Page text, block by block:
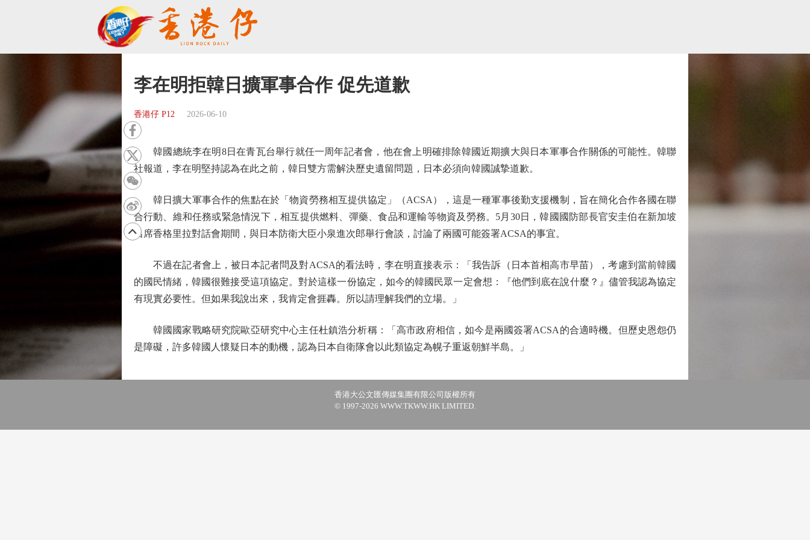
李在明拒韓日擴軍事合作 促先道歉
香港仔 P12 2026-06-10
韓國總統李在明8日在青瓦台舉行就任一周年記者會，他在會上明確排除韓國近期擴大與日本軍事合作關係的可能性。韓聯
社報道，李在明堅持認為在此之前，韓日雙方需解決歷史遺留問題，日本必須向韓國誠摯道歉。
韓日擴大軍事合作的焦點在於「物資勞務相互提供協定」（ACSA），這是一種軍事後勤支援機制，旨在簡化合作各國在聯
合行動、維和任務或緊急情況下，相互提供燃料、彈藥、食品和運輸等物資及勞務。5月30日，韓國國防部長官安圭伯在新加坡
出席香格里拉對話會期間，與日本防衛大臣小泉進次郎舉行會談，討論了兩國可能簽署ACSA的事宜。
不過在記者會上，被日本記者問及對ACSA的看法時，李在明直接表示：「我告訴（日本首相高市早苗），考慮到當前韓國
的國民情緒，韓國很難接受這項協定。對於這樣一份協定，如今的韓國民眾一定會想：『他們到底在說什麼？』儘管我認為協定
有現實必要性。但如果我說出來，我肯定會捱轟。所以請理解我們的立場。」
韓國國家戰略研究院歐亞研究中心主任杜鎮浩分析稱：「高市政府相信，如今是兩國簽署ACSA的合適時機。但歷史恩怨仍
是障礙，許多韓國人懷疑日本的動機，認為日本自衛隊會以此類協定為幌子重返朝鮮半島。」
香港大公文匯傳媒集團有限公司版權所有
© 1997-2026 WWW.TKWW.HK LIMITED.